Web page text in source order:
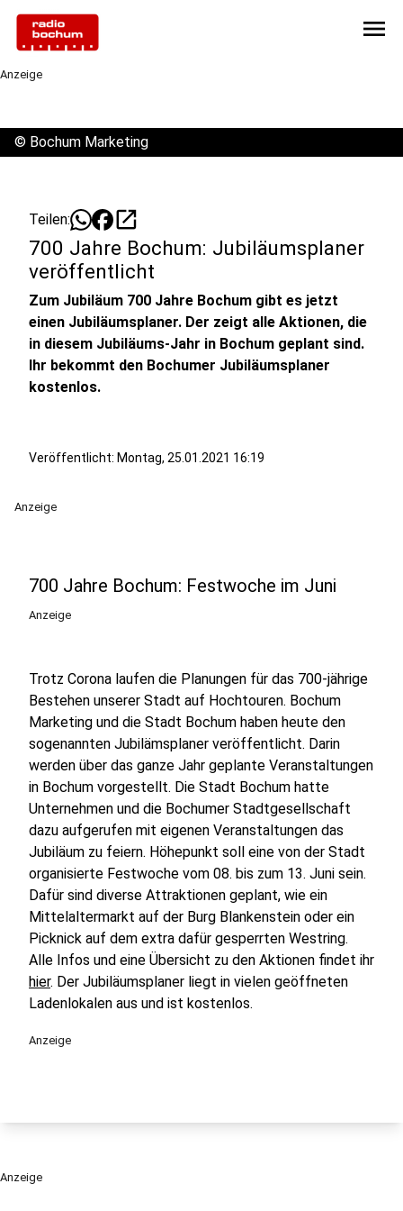
menu
Anzeige
© Bochum Marketing
Teilen: open_in_new
700 Jahre Bochum: Jubiläumsplaner
veröffentlicht
Zum Jubiläum 700 Jahre Bochum gibt es jetzt
einen Jubiläumsplaner. Der zeigt alle Aktionen, die
in diesem Jubiläums-Jahr in Bochum geplant sind.
Ihr bekommt den Bochumer Jubiläumsplaner
kostenlos.
Veröffentlicht: Montag, 25.01.2021 16:19
Anzeige
700 Jahre Bochum: Festwoche im Juni
Anzeige
Trotz Corona laufen die Planungen für das 700-jährige
Bestehen unserer Stadt auf Hochtouren. Bochum
Marketing und die Stadt Bochum haben heute den
sogenannten Jubilämsplaner veröffentlicht. Darin
werden über das ganze Jahr geplante Veranstaltungen
in Bochum vorgestellt. Die Stadt Bochum hatte
Unternehmen und die Bochumer Stadtgesellschaft
dazu aufgerufen mit eigenen Veranstaltungen das
Jubiläum zu feiern. Höhepunkt soll eine von der Stadt
organisierte Festwoche vom 08. bis zum 13. Juni sein.
Dafür sind diverse Attraktionen geplant, wie ein
Mittelaltermarkt auf der Burg Blankenstein oder ein
Picknick auf dem extra dafür gesperrten Westring.
Alle Infos und eine Übersicht zu den Aktionen findet ihr
hier. Der Jubiläumsplaner liegt in vielen geöffneten
Ladenlokalen aus und ist kostenlos.
Anzeige
Anzeige